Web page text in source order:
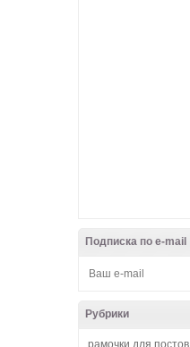
Подписка по e-mail
Рубрики
рамочки для постов